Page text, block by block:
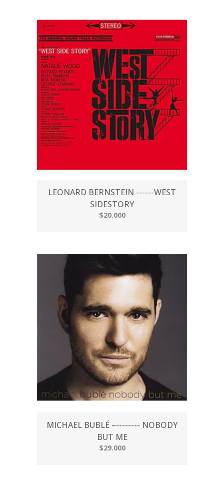
LEONARD BERNSTEIN ------WEST
SIDESTORY
$20.000
MICHAEL BUBLÉ –-------- NOBODY
BUT ME
$29.000